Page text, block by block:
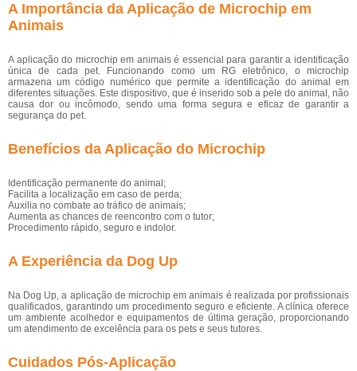
A Importância da Aplicação de Microchip em
Animais
A aplicação do microchip em animais é essencial para garantir a identificação
única de cada pet. Funcionando como um RG eletrônico, o microchip
armazena um código numérico que permite a identificação do animal em
diferentes situações. Este dispositivo, que é inserido sob a pele do animal, não
causa dor ou incômodo, sendo uma forma segura e eficaz de garantir a
segurança do pet.
Benefícios da Aplicação do Microchip
Identificação permanente do animal;
Facilita a localização em caso de perda;
Auxilia no combate ao tráfico de animais;
Aumenta as chances de reencontro com o tutor;
Procedimento rápido, seguro e indolor.
A Experiência da Dog Up
Na Dog Up, a aplicação de microchip em animais é realizada por profissionais
qualificados, garantindo um procedimento seguro e eficiente. A clínica oferece
um ambiente acolhedor e equipamentos de última geração, proporcionando
um atendimento de excelência para os pets e seus tutores.
Cuidados Pós-Aplicação